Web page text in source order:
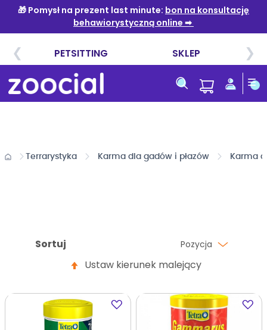
do
treści
Terrarystyka Karma dla gadów i płazów Karma
Sortuj Pozycja
Ustaw kierunek malejący
Dodaj
do
Dodaj
do